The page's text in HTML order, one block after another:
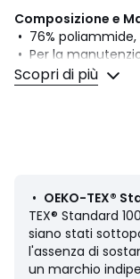
Composizione e
• 76%
• Per la
indicazioni
Cina, Turchia,
• Fabbricazione:
• Rilascia le
lavaggio.
Ultimo
Scopri di più
• OEKO-TEX®
TEX® Standard
siano stati
l'assenza di
un marchio